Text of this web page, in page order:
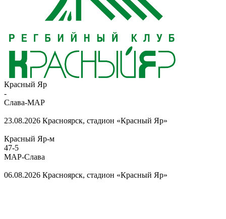
Красный Яр
-
Слава-МАР
23.08.2026 Красноярск, стадион «Красный Яр»
Красный Яр-м
47-5
МАР-Слава
06.08.2026 Красноярск, стадион «Красный Яр»